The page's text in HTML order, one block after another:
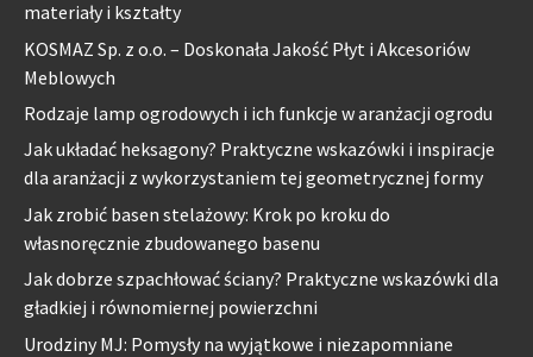
materiały i kształty
KOSMAZ Sp. z o.o. – Doskonała Jakość Płyt i Akcesoriów
Meblowych
Rodzaje lamp ogrodowych i ich funkcje w aranżacji ogrodu
Jak układać heksagony? Praktyczne wskazówki i inspiracje
dla aranżacji z wykorzystaniem tej geometrycznej formy
Jak zrobić basen stelażowy: Krok po kroku do
własnoręcznie zbudowanego basenu
Jak dobrze szpachłować ściany? Praktyczne wskazówki dla
gładkiej i równomiernej powierzchni
Urodziny MJ: Pomysły na wyjątkowe i niezapomniane